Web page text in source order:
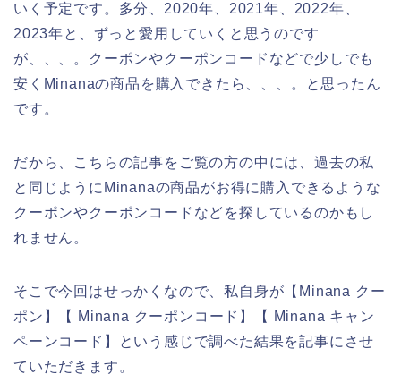
いく予定です。多分、2020年、2021年、2022年、
2023年と、ずっと愛用していくと思うのです
が、、、。クーポンやクーポンコードなどで少しでも
安くMinanaの商品を購入できたら、、、。と思ったん
です。
だから、こちらの記事をご覧の方の中には、過去の私
と同じようにMinanaの商品がお得に購入できるような
クーポンやクーポンコードなどを探しているのかもし
れません。
そこで今回はせっかくなので、私自身が【Minana クー
ポン】【 Minana クーポンコード】【 Minana キャン
ペーンコード】という感じで調べた結果を記事にさせ
ていただきます。